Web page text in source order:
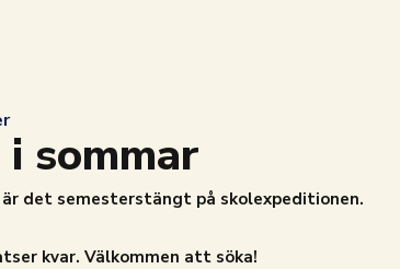
sommar
det semesterstängt på skolexpeditionen.
kvar. Välkommen att söka!